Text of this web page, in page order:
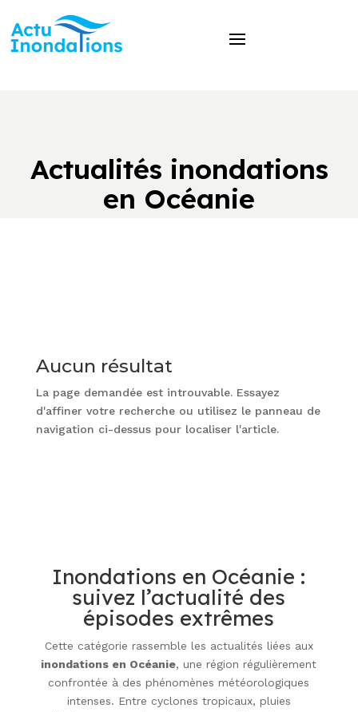
Actualités inondations
en Océanie
Aucun résultat
La page demandée est introuvable. Essayez
d'affiner votre recherche ou utilisez le panneau de
navigation ci-dessus pour localiser l'article.
Inondations en Océanie :
suivez l’actualité des
épisodes extrêmes
Cette catégorie rassemble les actualités liées aux
inondations en Océanie, une région régulièrement
confrontée à des phénomènes météorologiques
intenses. Entre cyclones tropicaux, pluies